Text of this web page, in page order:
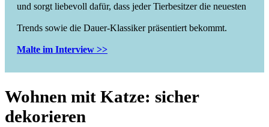
und sorgt liebevoll dafür, dass jeder Tierbesitzer die neuesten
Trends sowie die Dauer-Klassiker präsentiert bekommt.
Malte im Interview >>
Wohnen mit Katze: sicher
dekorieren